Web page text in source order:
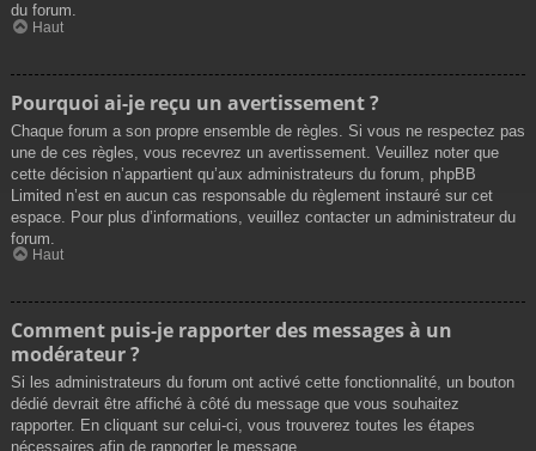
du forum.
Haut
Pourquoi ai-je reçu un avertissement ?
Chaque forum a son propre ensemble de règles. Si vous ne respectez pas
une de ces règles, vous recevrez un avertissement. Veuillez noter que
cette décision n’appartient qu’aux administrateurs du forum, phpBB
Limited n’est en aucun cas responsable du règlement instauré sur cet
espace. Pour plus d’informations, veuillez contacter un administrateur du
forum.
Haut
Comment puis-je rapporter des messages à un
modérateur ?
Si les administrateurs du forum ont activé cette fonctionnalité, un bouton
dédié devrait être affiché à côté du message que vous souhaitez
rapporter. En cliquant sur celui-ci, vous trouverez toutes les étapes
nécessaires afin de rapporter le message.